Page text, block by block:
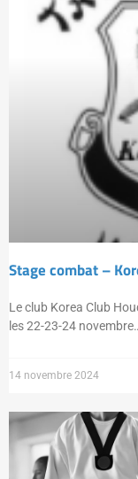
Stage combat –
Le club Korea Club
les 22-23-24
14 novembre 2024